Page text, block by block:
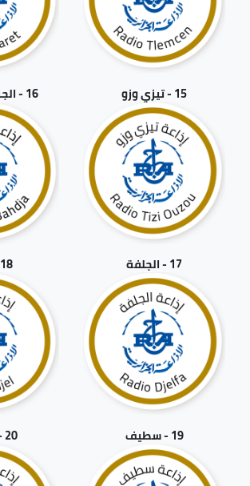
15 - تيزي وزو 16 - الجزائر العاصمة
17 - الجلفة 18 - جيجل
19 - سطيف 20 - سعيدة